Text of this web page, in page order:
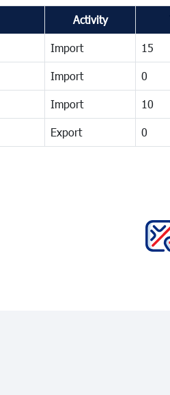
Activity
Import 15
Import 0
Import 10
Export 0